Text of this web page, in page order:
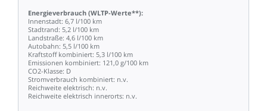
Energieverbrauch (WLTP-Werte**):
Innenstadt: 6,7 l/100 km
Stadtrand: 5,2 l/100 km
Landstraße: 4,6 l/100 km
Autobahn: 5,5 l/100 km
Kraftstoff kombiniert: 5,3 l/100 km
Emissionen kombiniert: 121,0 g/100 km
CO2-Klasse: D
Stromverbrauch kombiniert: n.v.
Reichweite elektrisch: n.v.
Reichweite elektrisch innerorts: n.v.